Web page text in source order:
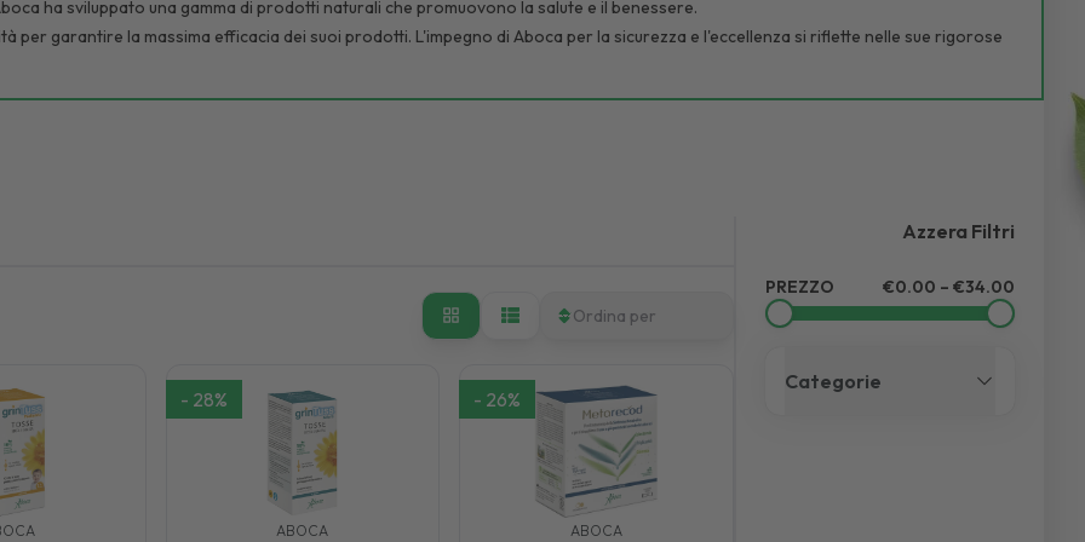
ha sviluppato una gamma di prodotti naturali che promuovono la salute e il benessere.
per garantire la massima efficacia dei suoi prodotti. L'impegno di Aboca per la sicurezza e l'eccellenza si riflette nelle sue rigorose
da numerosi premi internazionali, che hanno premiato l’azienda per i suoi sforzi nel creare prodotti nel massimo rispetto per
l'estratto di tè verde, l'estratto di citrus aurantium e l'estratto di guaranà che sono stati scientificamente studiati per le loro
garantire la massima efficacia della sua linea di prodotti. Infatti tutta la linea Aboca è sottoposta a test rigorosi prima della
impegno a creare prodotti sicuri ed efficaci che aiutino le persone a vivere una vita più sana e in salute.
Ordina per
- 28%
ABOCA
- 26%
ABOCA
Azzera Filtri
PREZZO €0.00 – €34.00
Categorie